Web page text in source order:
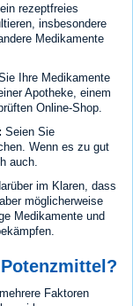
rezeptfreies
insbesondere
Medikamente
Ihre Medikamente
Apotheke, einem
Online-Shop.
Seien Sie
Wenn es zu gut
auch.
im Klaren, dass
möglicherweise
Medikamente und
Faktoren